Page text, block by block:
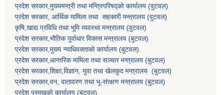
प्रदेश सरकार,मुख्यमन्त्री तथा मन्त्रिपरिषद्को कार्यालय (वुटवल)
प्रदेश सरकार, आर्थिक मामिला तथा सहकारी मन्त्रालय (वुटवल)
कृषि,खाद्य प्रविधि तथा भूमि व्यवस्था मन्त्रालय (वुटवल)
प्रदेश सरकार,भाैतिक पूर्वाधार विकास मन्त्रालय (बुटवल)
प्रदेश सरकार,मुख्य न्याधिवक्ताकाे कार्यालय (बुटवल)
प्रदेश सरकार,आन्तरिक मामिला तथा सञ्चार मन्त्रालय (बुटवल)
प्रदेश सरकार,शिक्षा,विज्ञान, युवा तथा खेलकुद मन्त्रालय (बुटवल)
प्रदेश सरकार,वन, वातावरण तथा भू-संरक्षण मन्त्रालय (बुटवल)
प्रदेश प्रमुखकाे कार्यालय (बुटवल)